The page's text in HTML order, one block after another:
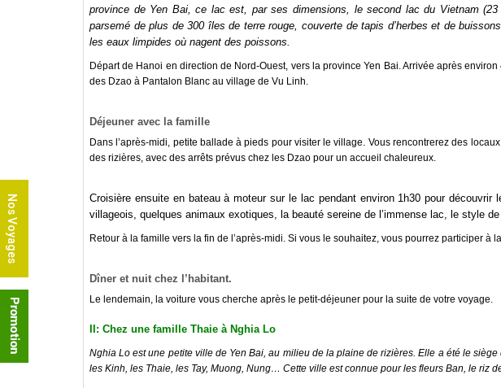
province de Yen Bai, ce lac est, par ses dimensions, le second lac du Vietnam
parsemé de plus de 300 îles de terre rouge, couverte de tapis d’herbes et de
les eaux limpides où nagent des poissons.
Départ de Hanoi en direction de Nord-Ouest, vers la province Yen Bai. Arrivée après
des Dzao à Pantalon Blanc au village de Vu Linh.
Déjeuner avec la famille
Dans l’après-midi, petite ballade à pieds pour visiter le village. Vous rencontrerez des
des rizières, avec des arrêts prévus chez les Dzao pour un accueil chaleureux.
Croisière ensuite en bateau à moteur sur le lac pendant environ 1h30 pour
villageois, quelques animaux exotiques, la beauté sereine de l’immense lac, le style
Retour à la famille vers la fin de l’après-midi. Si vous le souhaitez, vous pourrez participer à
Dîner et nuit chez l’habitant.
Le lendemain, la voiture vous cherche après le petit-déjeuner pour la suite de votre voyage.
II: Chez une famille Thaie à Nghia Lo
Nghia Lo est une petite ville de Yen Bai, au milieu de la plaine de rizières. Elle a été le siège
les Kinh, les Thaie, les Tay, Muong, Nung… Cette ville est connue pour les fleurs Ban, le riz
Nos Voyages